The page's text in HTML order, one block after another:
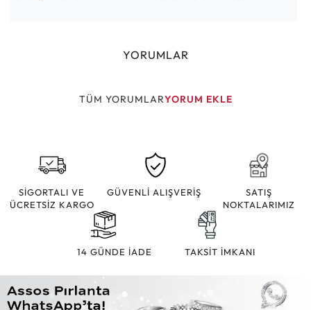
YORUMLAR
TÜM YORUMLARYORUM EKLE
SİGORTALI VE
ÜCRETSİZ KARGO
GÜVENLİ ALIŞVERİŞ
SATIŞ
NOKTALARIMIZ
14 GÜNDE İADE TAKSİT İMKANI